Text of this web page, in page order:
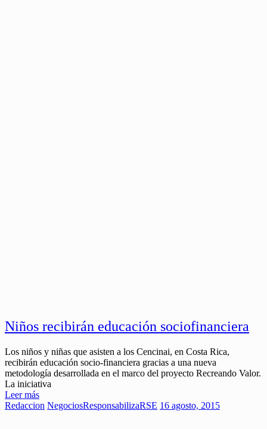
Niños recibirán educación sociofinanciera
Los niños y niñas que asisten a los Cencinai, en Costa Rica,
recibirán educación socio-financiera gracias a una nueva
metodología desarrollada en el marco del proyecto Recreando Valor.
La iniciativa
Leer más
Redaccion NegociosResponsabilizaRSE 16 agosto, 2015